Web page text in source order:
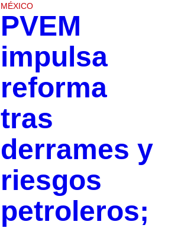
MÉXICO
PVEM
impulsa
reforma
tras
derrames y
riesgos
petroleros;